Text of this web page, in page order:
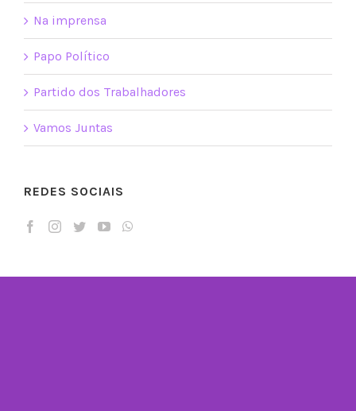
Na imprensa
Papo Político
Partido dos Trabalhadores
Vamos Juntas
REDES SOCIAIS